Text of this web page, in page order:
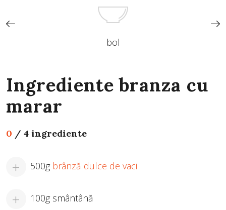
bol
Ingrediente branza cu
marar
0 / 4 ingrediente
500g brânză dulce de vaci
100g smântână